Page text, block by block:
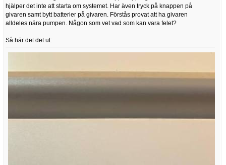
hjälper det inte att starta om systemet. Har även tryck på knappen på
givaren samt bytt batterier på givaren. Förstås provat att ha givaren
alldeles nära pumpen. Någon som vet vad som kan vara felet?
Så här det det ut: